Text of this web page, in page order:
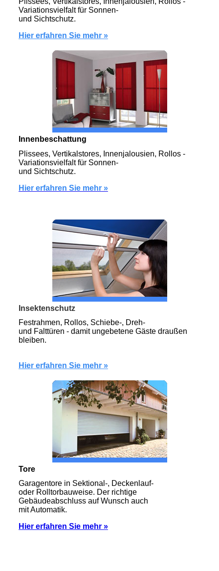
Variationsvielfalt für Sonnen-
und Sichtschutz.
Hier erfahren Sie mehr »
Innenbeschattung
Plissees, Vertikalstores, Innenjalousien, Rollos -
Variationsvielfalt für Sonnen-
und Sichtschutz.
Hier erfahren Sie mehr»
Insektenschutz
Festrahmen, Rollos, Schiebe-, Dreh-
und Falttüren - damit ungebetene Gäste draußen
bleiben.
Hier erfahren Sie mehr »
Tore
Garagentore in Sektional-, Deckenlauf-
oder Rolltorbauweise. Der richtige
Gebäudeabschluss auf Wunsch auch
mit Automatik.
Hier erfahren Sie mehr »